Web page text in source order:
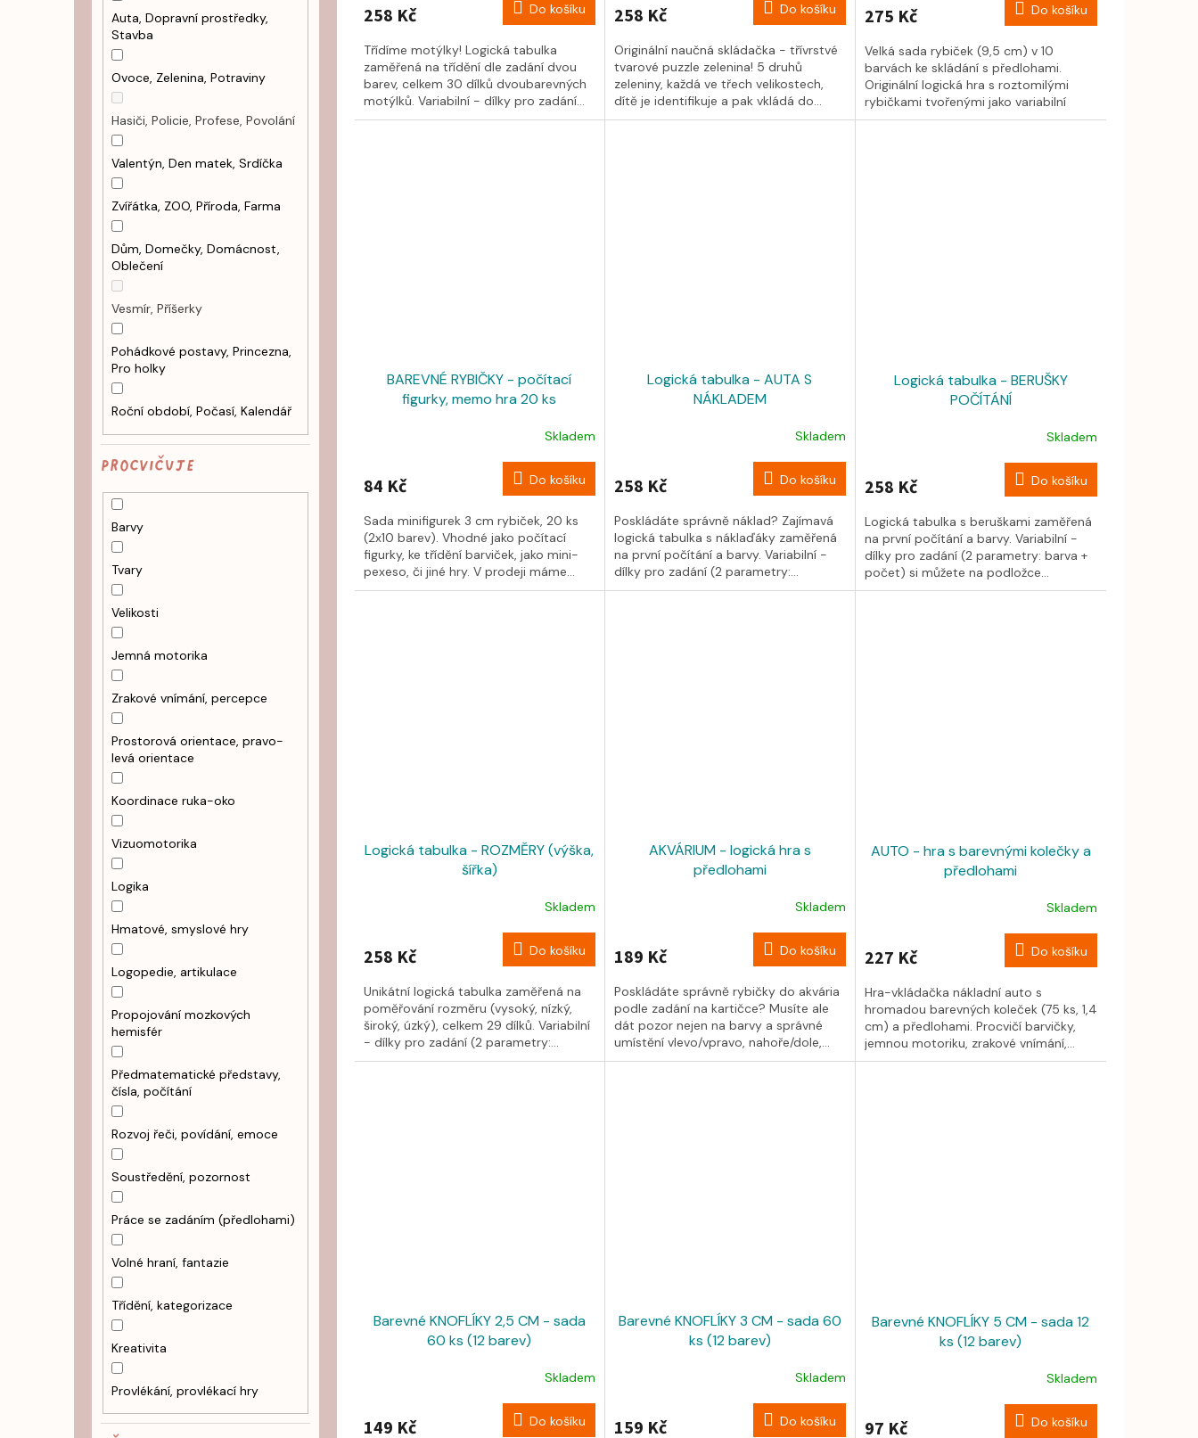
Auta, Dopravní prostředky,
Stavba
Ovoce, Zelenina, Potraviny
Hasiči, Policie, Profese, Povolání
Valentýn, Den matek, Srdíčka
Zvířátka, ZOO, Příroda, Farma
Dům, Domečky, Domácnost,
Oblečení
Vesmír, Příšerky
Pohádkové postavy, Princezna,
Pro holky
Roční období, Počasí, Kalendář
PROCVIČUJE
Barvy
Tvary
Velikosti
Jemná motorika
Zrakové vnímání, percepce
Prostorová orientace, pravo-
levá orientace
Koordinace ruka-oko
Vizuomotorika
Logika
Hmatové, smyslové hry
Logopedie, artikulace
Propojování mozkových
hemisfér
Předmatematické představy,
čísla, počítání
Rozvoj řeči, povídání, emoce
Soustředění, pozornost
Práce se zadáním (předlohami)
Volné hraní, fantazie
Třídění, kategorizace
Kreativita
Provlékání, provlékací hry
258 Kč Do košíku
Třídíme motýlky! Logická tabulka
zaměřená na třídění dle zadání dvou
barev, celkem 30 dílků dvoubarevných
motýlků. Variabilní - dílky pro zadání...
258 Kč Do košíku
Originální naučná skládačka - třívrstvé
tvarové puzzle zelenina! 5 druhů
zeleniny, každá ve třech velikostech,
dítě je identifikuje a pak vkládá do...
275 Kč Do košíku
Velká sada rybiček (9,5 cm) v 10
barvách ke skládání s předlohami.
Originální logická hra s roztomilými
rybičkami tvořenými jako variabilní
puzzle...
BAREVNÉ RYBIČKY - počítací
figurky, memo hra 20 ks
Skladem
84 Kč Do košíku
Sada minifigurek 3 cm rybiček, 20 ks
(2x10 barev). Vhodné jako počítací
figurky, ke třídění barviček, jako mini-
pexeso, či jiné hry. V prodeji máme...
Logická tabulka - AUTA S
NÁKLADEM
Skladem
258 Kč Do košíku
Poskládáte správně náklad? Zajímavá
logická tabulka s náklaďáky zaměřená
na první počítání a barvy. Variabilní -
dílky pro zadání (2 parametry:...
Logická tabulka - BERUŠKY
POČÍTÁNÍ
Skladem
258 Kč Do košíku
Logická tabulka s beruškami zaměřená
na první počítání a barvy. Variabilní -
dílky pro zadání (2 parametry: barva +
počet) si můžete na podložce...
Logická tabulka - ROZMĚRY (výška,
šířka)
Skladem
258 Kč Do košíku
Unikátní logická tabulka zaměřená na
poměřování rozměru (vysoký, nízký,
široký, úzký), celkem 29 dílků. Variabilní
- dílky pro zadání (2 parametry:...
AKVÁRIUM - logická hra s
předlohami
Skladem
189 Kč Do košíku
Poskládáte správně rybičky do akvária
podle zadání na kartičce? Musíte ale
dát pozor nejen na barvy a správné
umístění vlevo/vpravo, nahoře/dole,...
AUTO - hra s barevnými kolečky a
předlohami
Skladem
227 Kč Do košíku
Hra-vkládačka nákladní auto s
hromadou barevných koleček (75 ks, 1,4
cm) a předlohami. Procvičí barvičky,
jemnou motoriku, zrakové vnímání,...
Barevné KNOFLÍKY 2,5 CM - sada
60 ks (12 barev)
Skladem
149 Kč Do košíku
Barevné KNOFLÍKY 3 CM - sada 60
ks (12 barev)
Skladem
159 Kč Do košíku
Barevné KNOFLÍKY 5 CM - sada 12
ks (12 barev)
Skladem
97 Kč Do košíku